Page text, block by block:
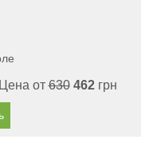
от630 462грн